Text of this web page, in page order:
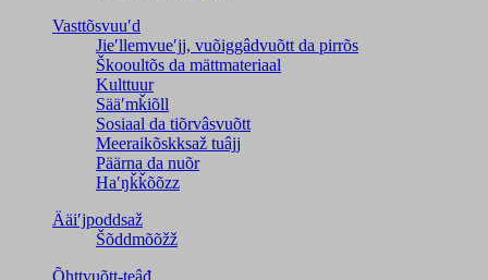
Vasttõsvuuʹd
Jieʹllemvueʹjj, vuõiggâdvuõtt da pirrõs
Škooultõs da mättmateriaal
Kulttuur
Sääʹmǩiõll
Sosiaal da tiõrvâsvuõtt
Meeraikõskksaž tuâjj
Päärna da nuõr
Haʹŋǩǩõõzz
Ääiʹjpoddsaž
Šõddmõõžž